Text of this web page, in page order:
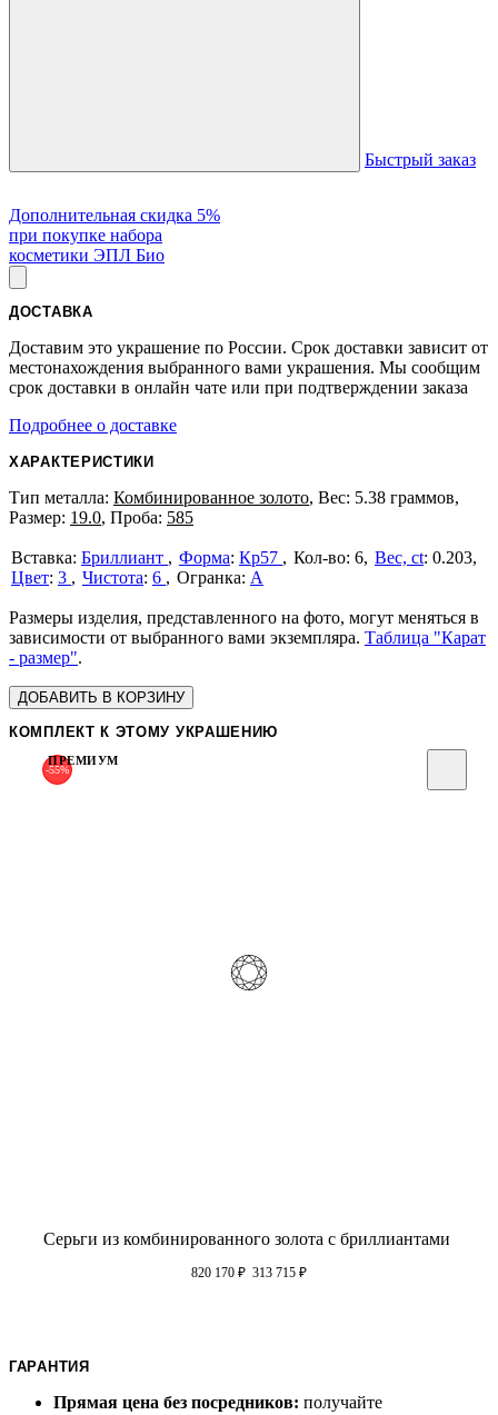
Быстрый заказ
Дополнительная скидка 5%
при покупке набора
косметики ЭПЛ Био
ДОСТАВКА
Доставим это украшение по России. Срок доставки зависит от
местонахождения выбранного вами украшения. Мы сообщим
срок доставки в онлайн чате или при подтверждении заказа
Подробнее о доставке
ХАРАКТЕРИСТИКИ
Тип металла: Комбинированное золото, Вес: 5.38 граммов,
Размер: 19.0, Проба: 585
Бриллиант Форма: Кр57 6 Вес, ct: 0.203
Цвет: 3 Чистота: 6 А
Размеры изделия, представленного на фото, могут меняться в
зависимости от выбранного вами экземпляра. Таблица "Карат
- размер".
ДОБАВИТЬ В КОРЗИНУ
КОМПЛЕКТ К ЭТОМУ УКРАШЕНИЮ
-55%
ПРЕМИУМ
Серьги из комбинированного золота с бриллиантами
820 170 ₽ 313 715 ₽
ГАРАНТИЯ
Прямая цена без посредников: получайте